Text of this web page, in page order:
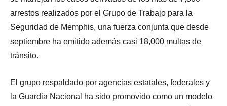
arrestos realizados por el Grupo de Trabajo para la
Seguridad de Memphis, una fuerza conjunta que desde
septiembre ha emitido además casi 18,000 multas de
tránsito.
El grupo respaldado por agencias estatales, federales y
la Guardia Nacional ha sido promovido como un modelo